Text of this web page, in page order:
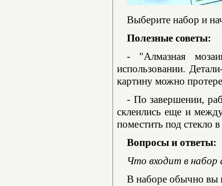
Выберите набор и
Полезные советы:
- "Алмазная
использовании.
картину можно
- По завершении,
склеились еще и
поместить под стекло
Вопросы и ответы:
Что входит в набор
В наборе обычно вы